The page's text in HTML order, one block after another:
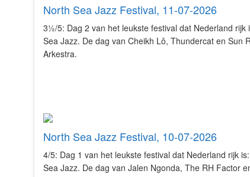
North Sea Jazz Festival, 11-07-2026
3½/5: Dag 2 van het leukste festival dat Nederland rijk
Sea Jazz. De dag van Cheikh Lô, Thundercat en Sun
Arkestra.
North Sea Jazz Festival, 10-07-2026
4/5: Dag 1 van het leukste festival dat Nederland rijk
Sea Jazz. De dag van Jalen Ngonda, The RH Factor